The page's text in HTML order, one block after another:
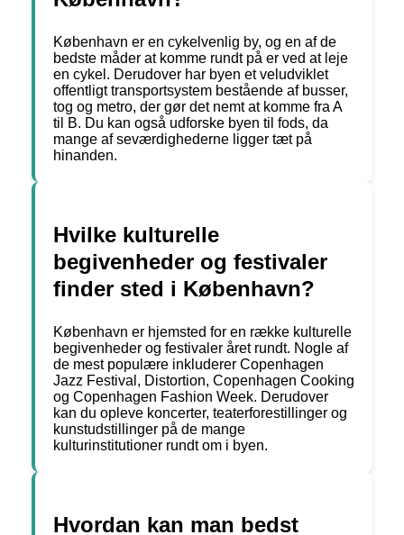
København er en cykelvenlig by, og en af de
bedste måder at komme rundt på er ved at leje
en cykel. Derudover har byen et veludviklet
offentligt transportsystem bestående af busser,
tog og metro, der gør det nemt at komme fra A
til B. Du kan også udforske byen til fods, da
mange af seværdighederne ligger tæt på
hinanden.
Hvilke kulturelle
begivenheder og festivaler
finder sted i København?
København er hjemsted for en række kulturelle
begivenheder og festivaler året rundt. Nogle af
de mest populære inkluderer Copenhagen
Jazz Festival, Distortion, Copenhagen Cooking
og Copenhagen Fashion Week. Derudover
kan du opleve koncerter, teaterforestillinger og
kunstudstillinger på de mange
kulturinstitutioner rundt om i byen.
Hvordan kan man bedst